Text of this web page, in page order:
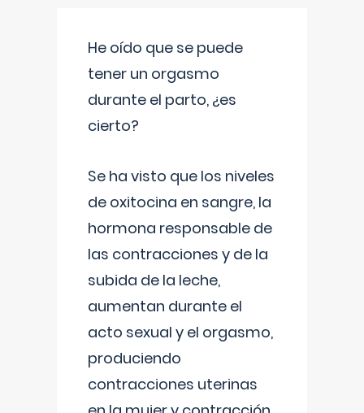
He oído que se puede
tener un orgasmo
durante el parto, ¿es
cierto?
Se ha visto que los niveles
de oxitocina en sangre, la
hormona responsable de
las contracciones y de la
subida de la leche,
aumentan durante el
acto sexual y el orgasmo,
produciendo
contracciones uterinas